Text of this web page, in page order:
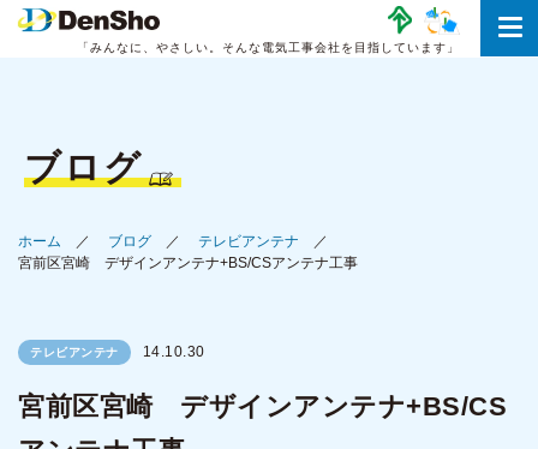
「みんなに、やさしい。 そんな電気工事会社を目指しています」
ブログ
ホーム ブログ
テレビアンテナ
宮前区宮崎 デザインアンテナ+BS/CSアンテナ工事
テレビアンテナ 14.10.30
宮前区宮崎 デザインアンテナ+BS/CS